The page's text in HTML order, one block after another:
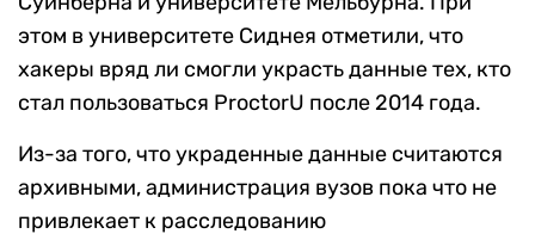
этом в университете Сиднея отметили, что
хакеры вряд ли смогли украсть данные тех, кто
стал пользоваться ProctorU после 2014 года.
Из-за того, что украденные данные считаются
архивными, администрация вузов пока что не
привлекает к расследованию